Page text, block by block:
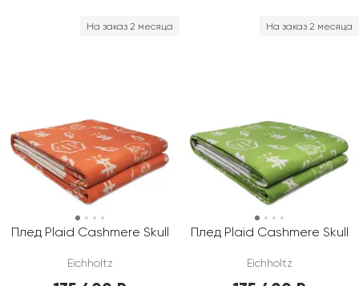
Плед Plaid Cashmere Skull
Eichholtz
На заказ 2 месяца
Плед Plaid Cashmere Skull
Eichholtz
На заказ 2 месяца